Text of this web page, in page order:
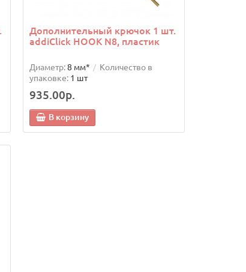
Дополнительный крючок 1 шт.
addiClick HOOK N8, пластик
Диаметр:8 мм*
Количество в
упаковке: 1 шт
935.00р.
В корзину